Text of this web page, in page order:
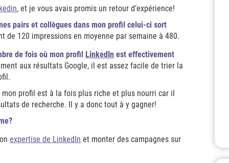
, et je vous avais promis un retour d’expérience!
pairs et collègues dans mon profil celui-ci sort
de 120 impressions en moyenne par semaine à 480.
de fois où mon profil LinkedIn est effectivement
aux résultats Google, il est assez facile de trier la
mon profil est à la fois plus riche et plus nourri car il
de recherche. Il y a donc tout à y gagner!
expertise de LinkedIn et monter des campagnes sur